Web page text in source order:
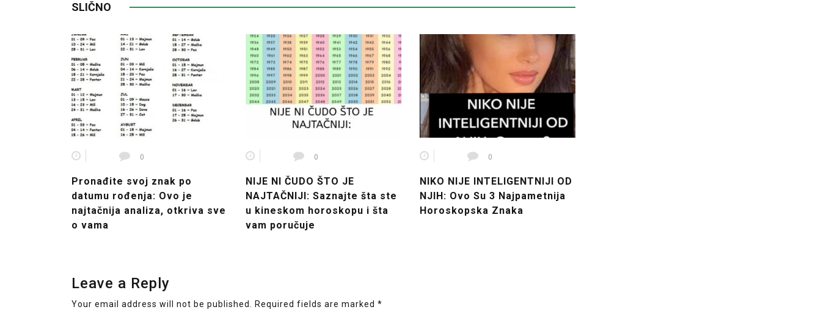
SLIČNO
0
Pronađite svoj znak po
datumu rođenja: Ovo je
najtačnija analiza, otkriva sve
o vama
0
NIJE NI ČUDO ŠTO JE
NAJTAČNIJI: Saznajte šta ste
u kineskom horoskopu i šta
vam poručuje
0
NIKO NIJE INTELIGENTNIJI OD
NJIH: Ovo Su 3 Najpametnija
Horoskopska Znaka
Leave a Reply
Your email address will not be published. Required fields are marked *